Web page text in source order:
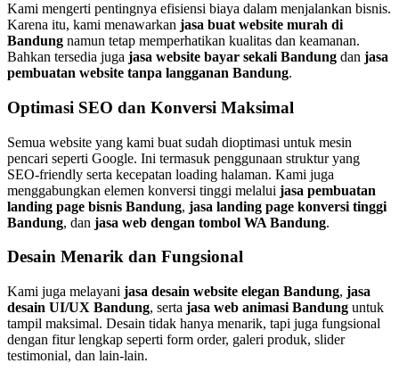
Kami mengerti pentingnya efisiensi biaya dalam menjalankan bisnis.
Karena itu, kami menawarkan jasa buat website murah di
Bandung namun tetap memperhatikan kualitas dan keamanan.
Bahkan tersedia juga jasa website bayar sekali Bandung dan jasa
pembuatan website tanpa langganan Bandung.
Optimasi SEO dan Konversi Maksimal
Semua website yang kami buat sudah dioptimasi untuk mesin
pencari seperti Google. Ini termasuk penggunaan struktur yang
SEO-friendly serta kecepatan loading halaman. Kami juga
menggabungkan elemen konversi tinggi melalui jasa pembuatan
landing page bisnis Bandung, jasa landing page konversi tinggi
Bandung, dan jasa web dengan tombol WA Bandung.
Desain Menarik dan Fungsional
Kami juga melayani jasa desain website elegan Bandung, jasa
desain UI/UX Bandung, serta jasa web animasi Bandung untuk
tampil maksimal. Desain tidak hanya menarik, tapi juga fungsional
dengan fitur lengkap seperti form order, galeri produk, slider
testimonial, dan lain-lain.